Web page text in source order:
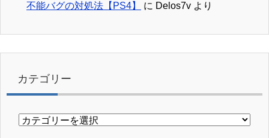
不能バグの対処法【PS4】
に Delos7v より
カテゴリー
カ